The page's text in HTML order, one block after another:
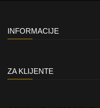
INFORMACIJE
ZA KLIJENTE